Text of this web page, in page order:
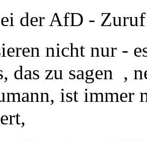
der AfD -
nicht nur -
das zu sagen ,
ist immer